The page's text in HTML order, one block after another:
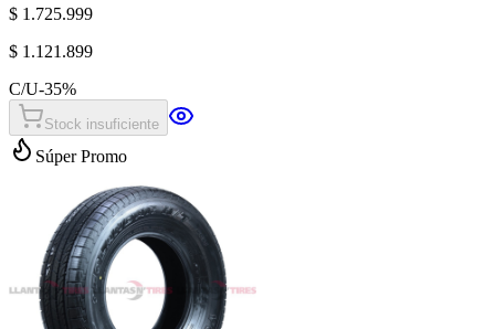
$ 1.725.999
$ 1.121.899
C/U-35%
Stock insuficiente
Súper Promo